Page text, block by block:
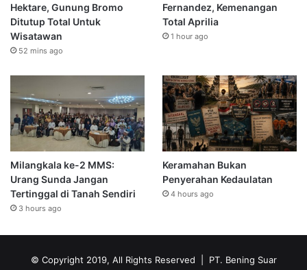
Hektare, Gunung Bromo
Ditutup Total Untuk
Wisatawan
52 mins ago
Fernandez, Kemenangan
Total Aprilia
1 hour ago
Milangkala ke-2 MMS:
Urang Sunda Jangan
Tertinggal di Tanah Sendiri
3 hours ago
Keramahan Bukan
Penyerahan Kedaulatan
4 hours ago
© Copyright 2019, All Rights Reserved | PT. Bening Suar